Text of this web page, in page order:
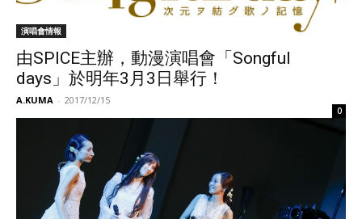
演唱會情報
由SPICE主辦，動漫演唱會「Songful
days」於明年3月3日舉行！
A.KUMA - 2017/12/15
0